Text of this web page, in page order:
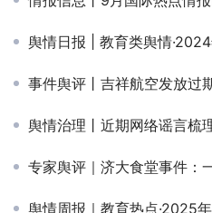
舆情日报 | 教育类舆情
事件舆评丨吉祥航空发放过期坚果并让旅客
舆情治理丨近期网络谣言梳
专家舆评｜济大食堂事件：
舆情周报｜教育热点·2025